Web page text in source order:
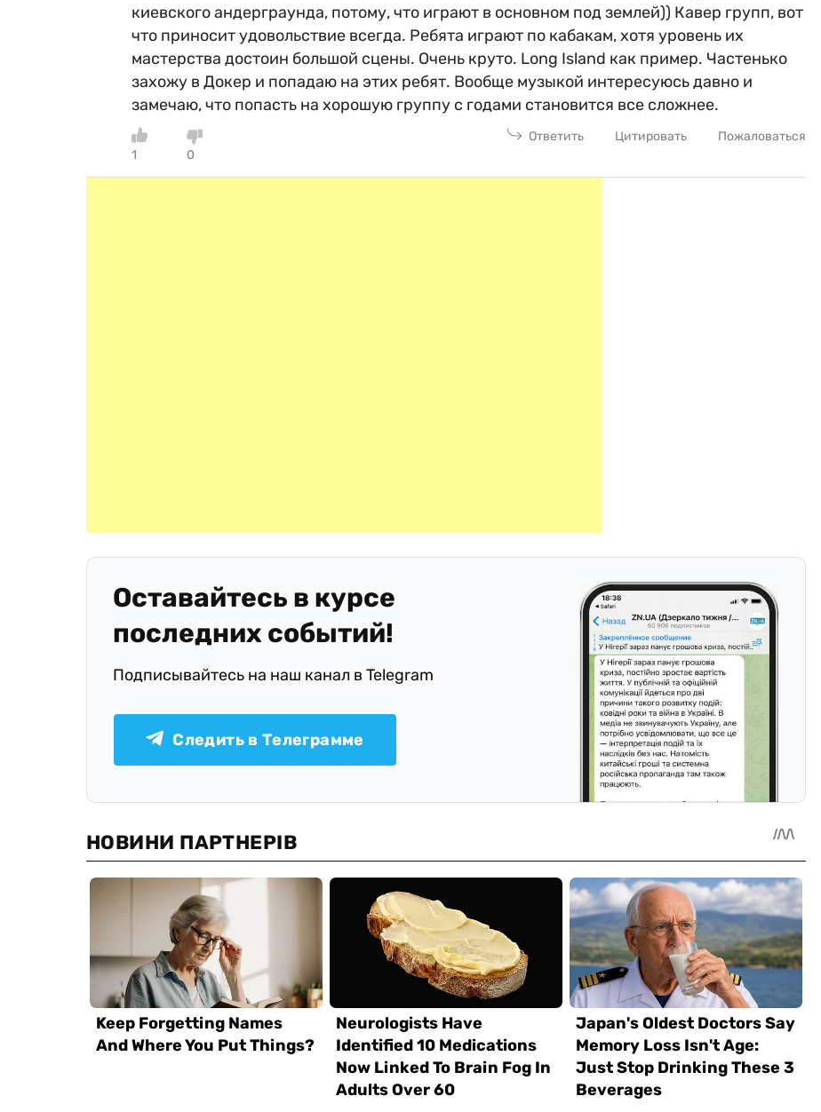
киевского андерграунда, потому, что играют в основном под землей)) Кавер групп, вот
что приносит удовольствие всегда. Ребята играют по кабакам, хотя уровень их
мастерства достоин большой сцены. Очень круто. Long Island как пример. Частенько
захожу в Докер и попадаю на этих ребят. Вообще музыкой интересуюсь давно и
замечаю, что попасть на хорошую группу с годами становится все сложнее.
1 0
Ответить Цитировать Пожаловаться
Оставайтесь в курсе
последних событий!
Подписывайтесь на наш канал в Telegram
Следить в Телеграмме